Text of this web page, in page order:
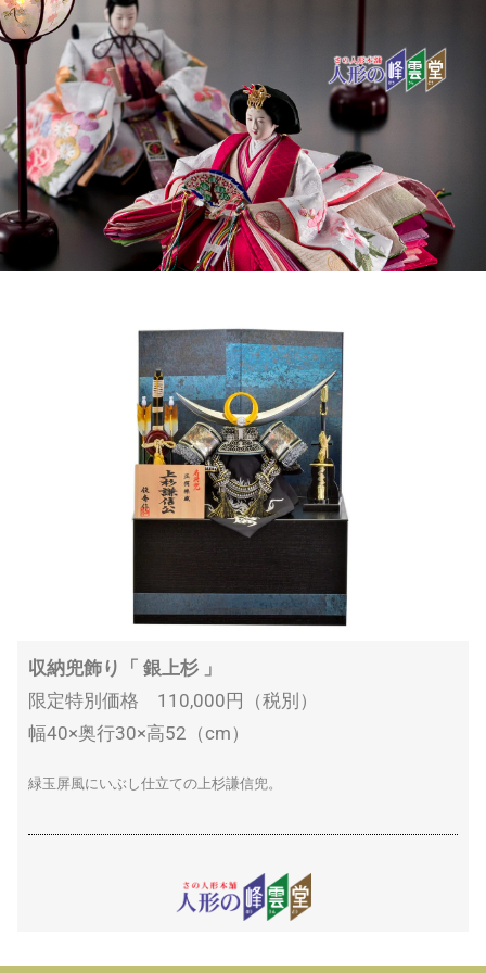
収納兜飾り「 銀上杉 」
限定特別価格 110,000円（税別）
幅40×奥行30×高52（cm）
緑玉屏風にいぶし仕立ての上杉謙信兜。